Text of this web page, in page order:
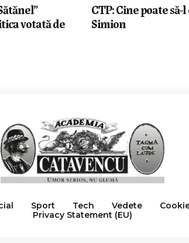
votată de
CTP: Cine poate să-
Simion
Sport Tech Vedete
Privacy Statement (EU)